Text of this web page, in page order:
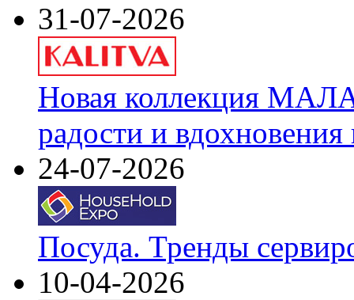
31-07-2026
Новая коллекция
радости и
24-07-2026
Посуда. Тренды
10-04-2026